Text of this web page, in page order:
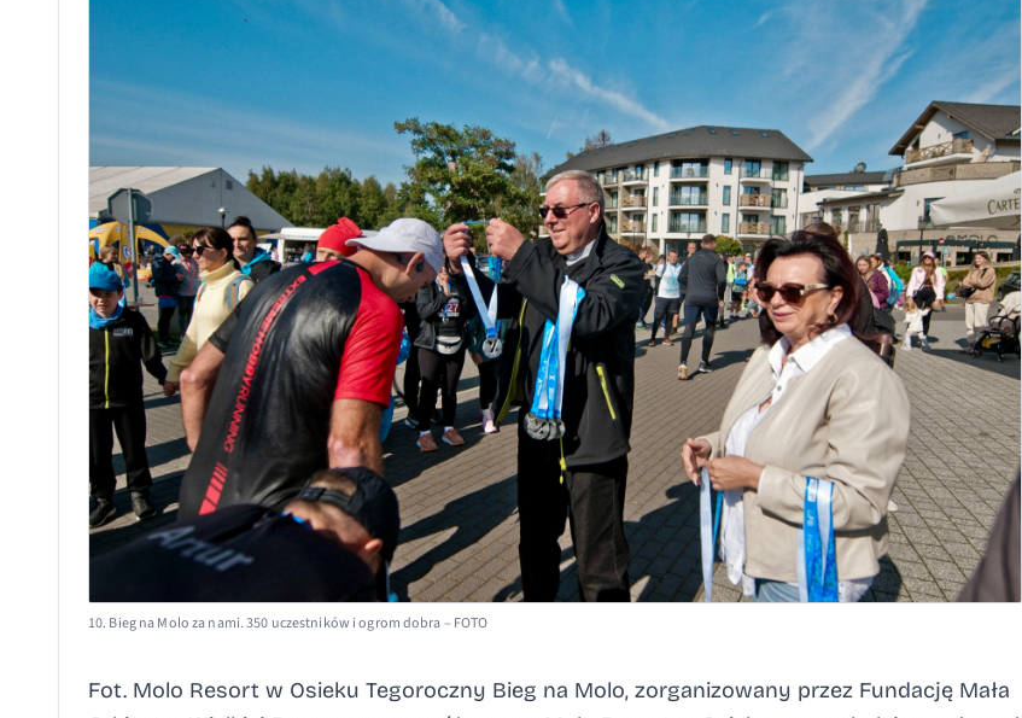
10. Bieg na Molo za nami. 350 uczestników i ogrom dobra – FOTO
Fot. Molo Resort w Osieku Tegoroczny Bieg na Molo, zorganizowany przez Fundację Mała